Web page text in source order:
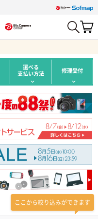
選べる
支払い方法 修理受付
ここから絞り込みができます